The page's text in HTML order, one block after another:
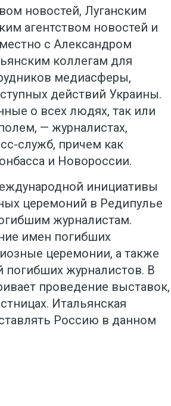
новостей, Луганским
агентством новостей и
с Александром
коллегам для
медиасферы,
действий Украины.
о всех людях, так или
— журналистах,
служб, причем как
и Новороссии.
инициативы
церемоний в Редипулье
журналистам.
имен погибших
церемонии, а также
журналистов. В
проведение выставок,
Итальянская
Россию в данном